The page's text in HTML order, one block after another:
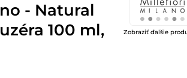
Zobraziť ďalšie
- Natural
100 ml,